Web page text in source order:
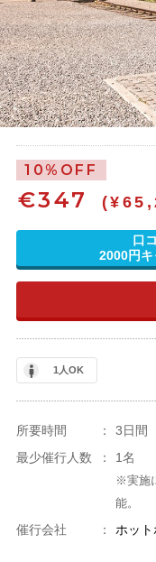
10%OFF
€347
口
2000円キ
1人OK
所要時間 ：
3日間
最少催行人数
： 1名
※実施
能。
催行会社 ： ホッ